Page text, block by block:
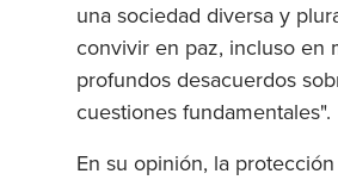
una sociedad diversa y
convivir en paz, incluso en
profundos desacuerdos
cuestiones fundamentales".
En su opinión, la